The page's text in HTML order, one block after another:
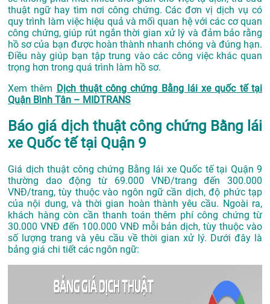
thuật ngữ hay tìm nơi công chứng. Các đơn vị dịch vụ có
quy trình làm việc hiệu quả và mối quan hệ với các cơ quan
công chứng, giúp rút ngắn thời gian xử lý và đảm bảo rằng
hồ sơ của bạn được hoàn thành nhanh chóng và đúng hạn.
Điều này giúp bạn tập trung vào các công việc khác quan
trọng hơn trong quá trình làm hồ sơ.
Xem thêm Dịch thuật công chứng Bằng lái xe quốc tế tại
Quận Bình Tân – MIDTRANS
Báo giá dịch thuật công chứng Bằng lái
xe Quốc tế tại Quận 9
Giá dịch thuật công chứng Bằng lái xe Quốc tế tại Quận 9
thường dao động từ 69.000 VNĐ/trang đến 300.000
VNĐ/trang, tùy thuộc vào ngôn ngữ cần dịch, độ phức tạp
của nội dung, và thời gian hoàn thành yêu cầu. Ngoài ra,
khách hàng còn cần thanh toán thêm phí công chứng từ
30.000 VNĐ đến 100.000 VNĐ mỗi bản dịch, tùy thuộc vào
số lượng trang và yêu cầu về thời gian xử lý. Dưới đây là
bảng giá chi tiết các ngôn ngữ: